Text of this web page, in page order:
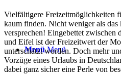
Menü Menü
Vielfältigere Freizeitmöglichkeiten
kaum finden. Nicht weniger als
versprechen! Eingebettet zwischen
und Eifel ist der Freizeitwert der
unterschätzt worden. Doch mehr
Vorzüge eines Urlaubs in
dabei ganz sicher eine Perle von